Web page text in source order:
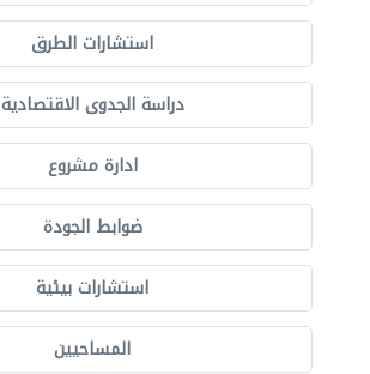
استشارات الطرق
دراسة الجدوى الاقتصادية
ادارة مشروع
ضوابط الجودة
استشارات بيئية
المساحيين